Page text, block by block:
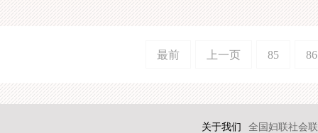
最前 上一页 85 86
关于我们
全国妇联社会